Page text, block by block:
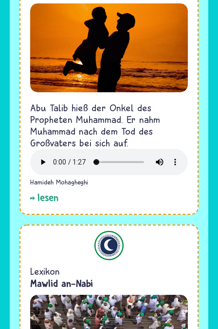
Abu Talib hieß der Onkel des
Propheten Muhammad. Er nahm
Muhammad nach dem Tod des
Großvaters bei sich auf.
Hamideh Mohagheghi
lesen
Lexikon
Mawlid an-Nabi